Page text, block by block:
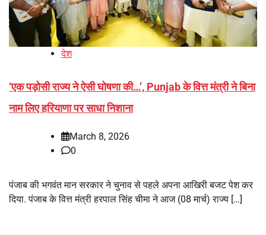
देश
‘एक पड़ोसी राज्य ने ऐसी घोषणा की…’, Punjab के वित्त मंत्री ने बिना
नाम लिए हरियाणा पर साधा निशाना
March 8, 2026
0
पंजाब की भगवंत मान सरकार ने चुनाव से पहले अपना आखिरी बजट पेश कर
दिया. पंजाब के वित्त मंत्री हरपाल सिंह चीमा ने आज (08 मार्च) राज्य […]